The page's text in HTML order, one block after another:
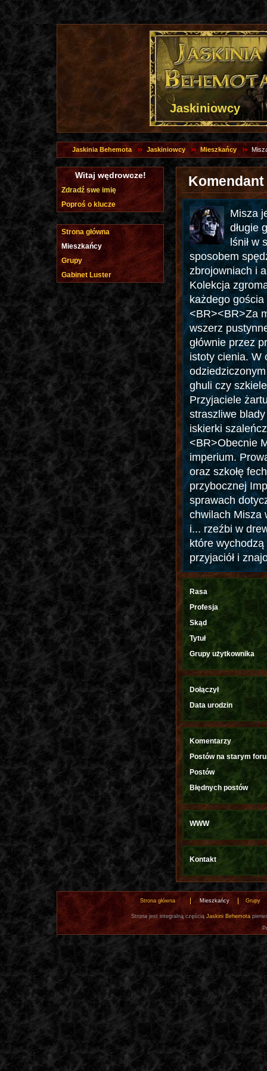
Jaskiniowcy
Jaskinia Behemota Jaskiniowcy Mieszkańcy
Misza
długie
lśnił w
sposobem
zbrojowniach i
Kolekcja
każdego gościa
<BR><BR>Za
wszerz
głównie przez
istoty cienia. W
ghuli czy
Przyjaciele
straszliwe blady
iskierki
<BR>Obecnie
imperium.
oraz szkołę
przybocznej
sprawach
chwilach Misza
i... rzeźbi w
które
przyjaciół i
Rasa
Profesja
Skąd
Tytuł
Grupy użytkownika
Dołączył
Data urodzin
Komentarzy
Postów na starym
Postów
Błędnych postów
WWW
Kontakt
Witaj wędrowcze!
Zdradź swe imię
Poproś o klucze
Strona główna
Mieszkańcy
Grupy
Gabinet Luster
Strona główna Mieszkańcy Grupy
Strona jest integralną częścią Jaskini Behemota